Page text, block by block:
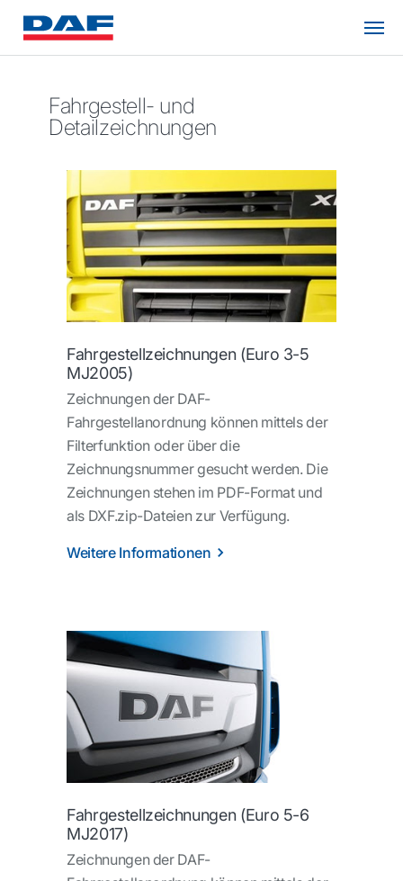
Fahrgestell- und
Detailzeichnungen
Fahrgestellzeichnungen (Euro 3-5
MJ2005)
Zeichnungen der DAF-
Fahrgestellanordnung können mittels der
Filterfunktion oder über die
Zeichnungsnummer gesucht werden. Die
Zeichnungen stehen im PDF-Format und
als DXF.zip-Dateien zur Verfügung.
Weitere Informationen
Fahrgestellzeichnungen (Euro 5-6
MJ2017)
Zeichnungen der DAF-